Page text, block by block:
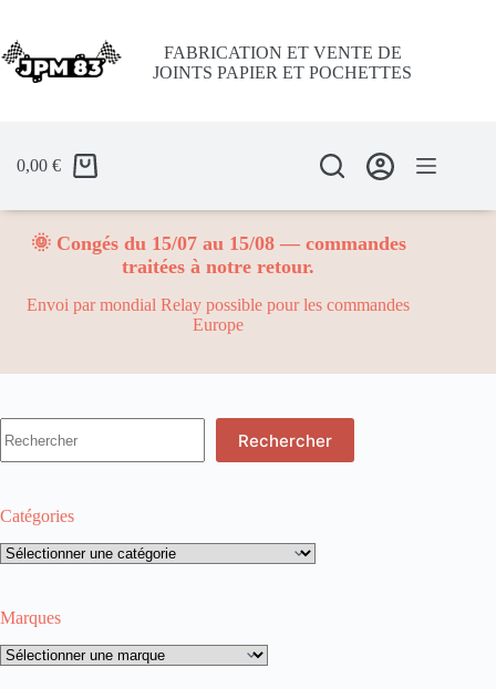
contenu
FABRICATION ET VENTE DE
JOINTS PAPIER ET POCHETTES
0,00 €
🌞 Congés du 15/07 au 15/08 — commandes
traitées à notre retour.
Envoi par mondial Relay possible pour les commandes
Europe
Rechercher
résultat
Catégories
Catégories
Marques
Marques